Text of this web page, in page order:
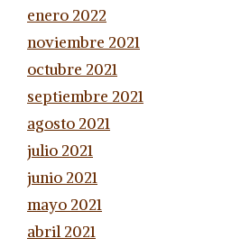
enero 2022
noviembre 2021
octubre 2021
septiembre 2021
agosto 2021
julio 2021
junio 2021
mayo 2021
abril 2021